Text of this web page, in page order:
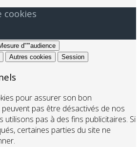
cookies
d"'"audience
Autres cookies Session
pour assurer son bon
pas être désactivés de nos
utilisons pas à des fins publicitaires. Si
certaines parties du site ne